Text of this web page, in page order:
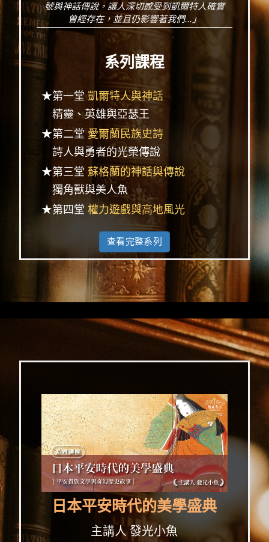
號與神話傳說，讓人深切感受到凱爾特人確實
曾經存在，並且仍影響著我們...」
系列課程
★第一堂凱爾特人與神話
精靈、英雄與亞瑟王
★第二堂愛爾蘭民族史詩
詩人與勇者的光榮傳說
★第三堂 蘇格蘭的神話與傳說
獨角獸與美人魚
★第四堂 權力遊戲與高地風光
查看完整系列
日本平安時代的美學盛典
主講人 發光小魚